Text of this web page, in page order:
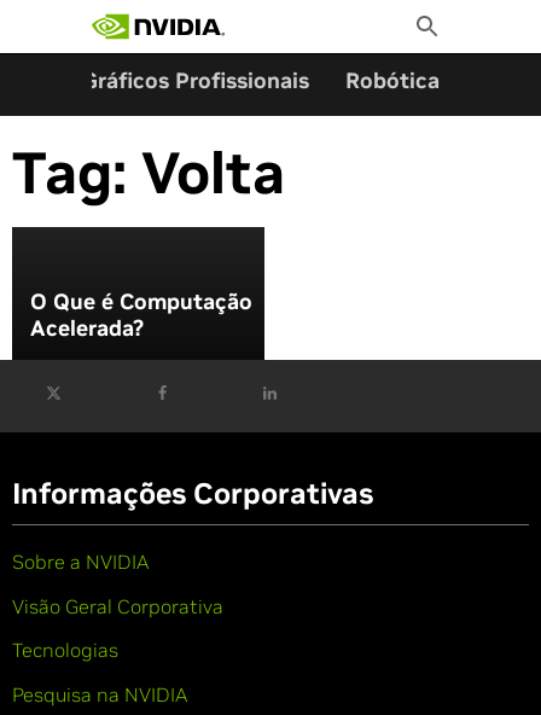
Toggle
Search
Gráficos Profissionais Robótica
Tag: Volta
O Que é Computação
Acelerada?
Informações Corporativas
Sobre a NVIDIA
Visão Geral Corporativa
Tecnologias
Pesquisa na NVIDIA